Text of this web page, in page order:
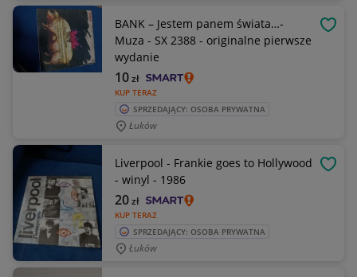
BANK – Jestem panem świata…-
Muza - SX 2388 - originalne pierwsze
wydanie
KUP TERAZ
10zł
SPRZEDAJĄCY: OSOBA PRYWATNA
Łuków
Liverpool - Frankie goes to Hollywood
- winyl - 1986
KUP TERAZ
20zł
SPRZEDAJĄCY: OSOBA PRYWATNA
Łuków